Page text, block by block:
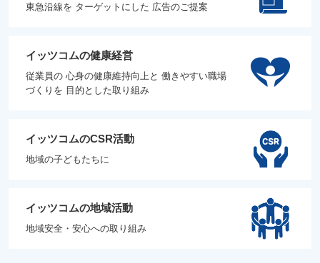
東急沿線を ターゲットにした 広告のご提案
イッツコムの健康経営
従業員の 心身の健康維持向上と 働きやすい職場
づくりを 目的とした取り組み
イッツコムのCSR活動
地域の子どもたちに
イッツコムの地域活動
地域安全・安心への取り組み